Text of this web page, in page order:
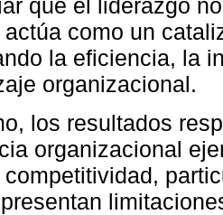
que el liderazgo
como un
la eficiencia, la
organizacional.
los resultados
organizacional